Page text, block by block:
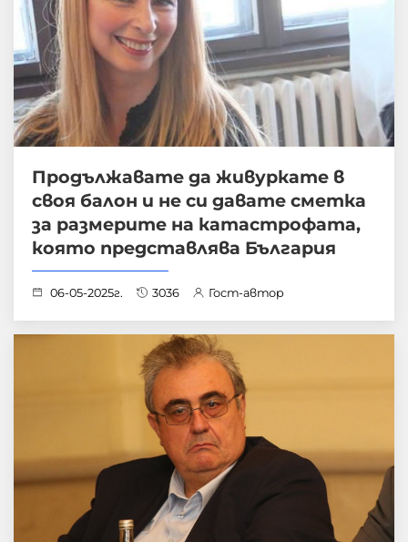
Продължавате да живуркате в
своя балон и не си давате сметка
за размерите на катастрофата,
която представлява България
06-05-2025г. 3036 Гост-автор